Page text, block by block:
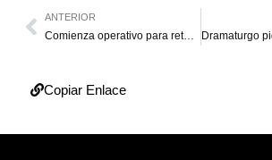
ANTERIOR
Comienza operativo para retener vehículos adulterados
Copiar Enlace